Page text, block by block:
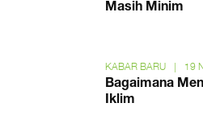
Masih Minim
KABAR BARU | 19
Bagaimana
Iklim